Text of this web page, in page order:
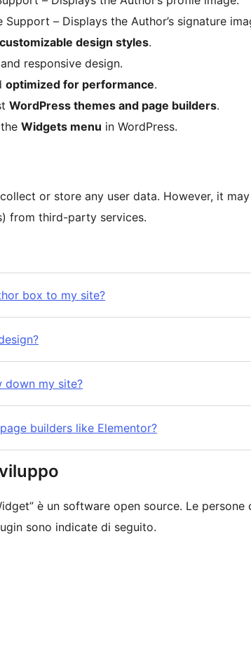
Support – Displays the Author’s signature
design styles.
responsive design.
optimized for performance.
WordPress themes and page builders.
Widgets menu in WordPress.
or store any user data. However, it
from third-party services.
box to my site?
down my site?
builders like Elementor?
è un software open source. Le
sono indicate di seguito.